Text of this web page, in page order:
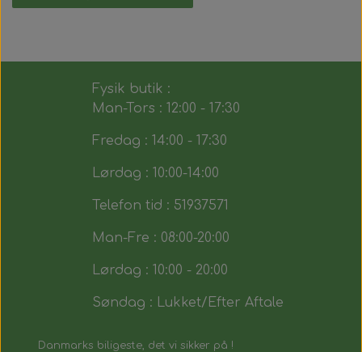
Fysik butik :
Man-Tors : 12:00 - 17:30
Fredag : 14:00 - 17:30
Lørdag : 10:00-14:00
Telefon tid : 51937571
Man-Fre : 08:00-20:00
Lørdag : 10:00 - 20:00
Søndag : Lukket/Efter Aftale
Danmarks biligeste, det vi sikker på !